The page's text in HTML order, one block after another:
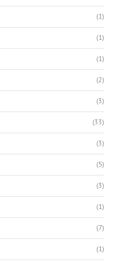
(1)
(1)
(1)
(2)
(3)
(33)
(3)
(5)
(3)
(1)
(7)
(1)